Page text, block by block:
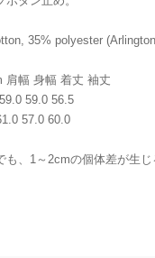
35% polyester
肩幅 身幅 着丈 袖丈
59.0 56.5
57.0 60.0
も、1～2cmの個体差が生じ